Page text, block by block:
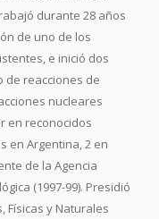
durante 28 años
de uno de los
e inició dos
de reacciones de
nucleares
en reconocidos
en Argentina, 2 en
de la Agencia
(1997-99). Presidió
Físicas y Naturales